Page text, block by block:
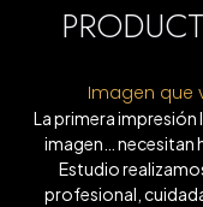
Imagen que
La primera
imagen… necesitan
Estudio
profesional,